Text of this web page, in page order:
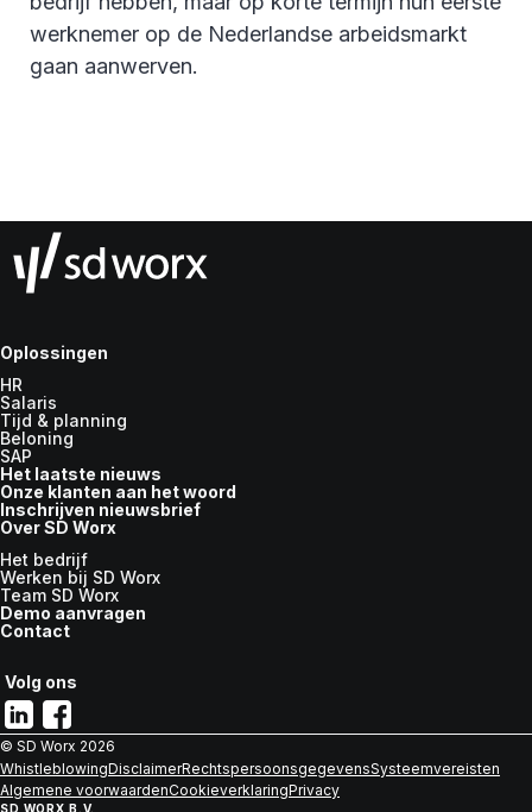
werknemer op de Nederlandse arbeidsmarkt
gaan aanwerven.
Oplossingen
HR
Salaris
Tijd & planning
Beloning
SAP
Het laatste nieuws
Onze klanten aan het woord
Inschrijven nieuwsbrief
Over SD Worx
Het bedrijf
Werken bij SD Worx
Team SD Worx
Demo aanvragen
Contact
Volg ons
© SD Worx 2026
WhistleblowingDisclaimerRechtspersoonsgegevensSysteemvereisten
Algemene voorwaardenCookieverklaringPrivacy
SD WORX B.V.